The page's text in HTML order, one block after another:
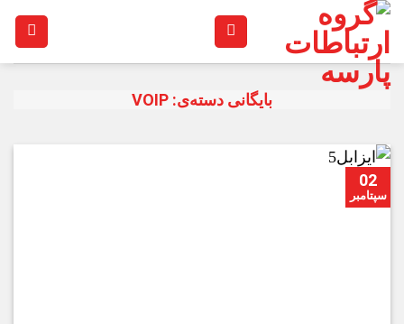
Skip
content
بایگانی دسته‌ی: VOIP
02
سپتامبر